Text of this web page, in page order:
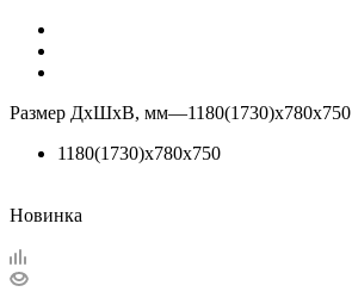
Размер ДхШхВ, мм—1180(1730)х780х750
1180(1730)х780х750
Новинка